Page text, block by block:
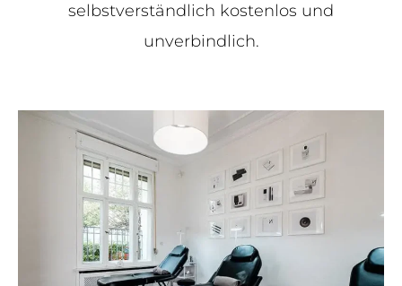
selbstverständlich kostenlos und
unverbindlich.